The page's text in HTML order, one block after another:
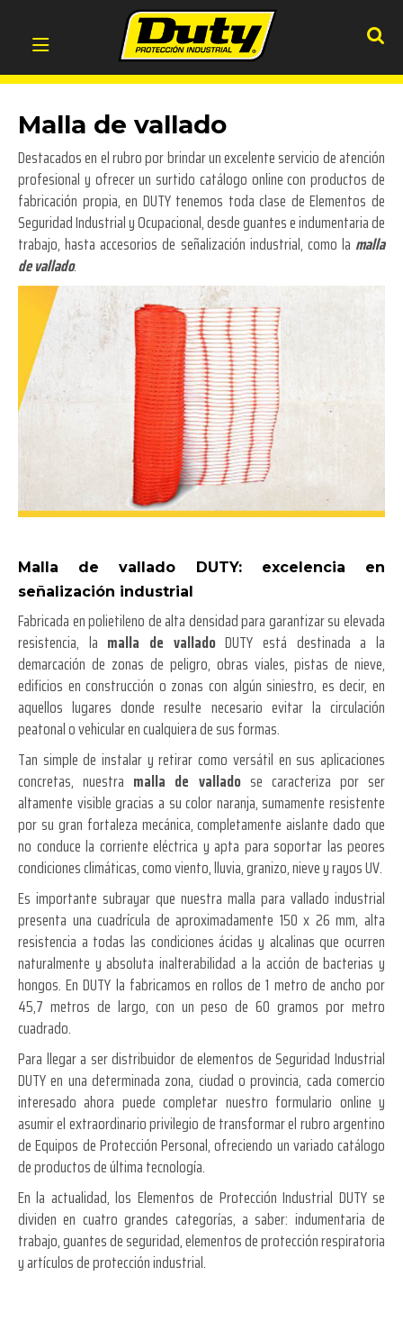
Malla de vallado
Destacados en el rubro por brindar un excelente servicio de atención
profesional y ofrecer un surtido catálogo online con productos de
fabricación propia, en DUTY tenemos toda clase de Elementos de
Seguridad Industrial y Ocupacional, desde guantes e indumentaria de
trabajo, hasta accesorios de señalización industrial, como la malla
de vallado.
Malla de vallado DUTY: excelencia en
señalización industrial
Fabricada en polietileno de alta densidad para garantizar su elevada
resistencia, la malla de valladoDUTY está destinada a la
demarcación de zonas de peligro, obras viales, pistas de nieve,
edificios en construcción o zonas con algún siniestro, es decir, en
aquellos lugares donde resulte necesario evitar la circulación
peatonal o vehicular en cualquiera de sus formas.
Tan simple de instalar y retirar como versátil en sus aplicaciones
concretas, nuestra malla de valladose caracteriza por ser
altamente visible gracias a su color naranja, sumamente resistente
por su gran fortaleza mecánica, completamente aislante dado que
no conduce la corriente eléctrica y apta para soportar las peores
condiciones climáticas, como viento, lluvia, granizo, nieve y rayos UV.
Es importante subrayar que nuestra malla para vallado industrial
presenta una cuadrícula de aproximadamente 150 x 26 mm, alta
resistencia a todas las condiciones ácidas y alcalinas que ocurren
naturalmente y absoluta inalterabilidad a la acción de bacterias y
hongos. En DUTY la fabricamos en rollos de 1 metro de ancho por
45,7 metros de largo, con un peso de 60 gramos por metro
cuadrado.
Para llegar a ser distribuidor de elementos de Seguridad Industrial
DUTY en una determinada zona, ciudad o provincia, cada comercio
interesado ahora puede completar nuestro formulario online y
asumir el extraordinario privilegio de transformar el rubro argentino
de Equipos de Protección Personal, ofreciendo un variado catálogo
de productos de última tecnología.
En la actualidad, los Elementos de Protección Industrial DUTY se
dividen en cuatro grandes categorías, a saber: indumentaria de
trabajo, guantes de seguridad, elementos de protección respiratoria
y artículos de protección industrial.